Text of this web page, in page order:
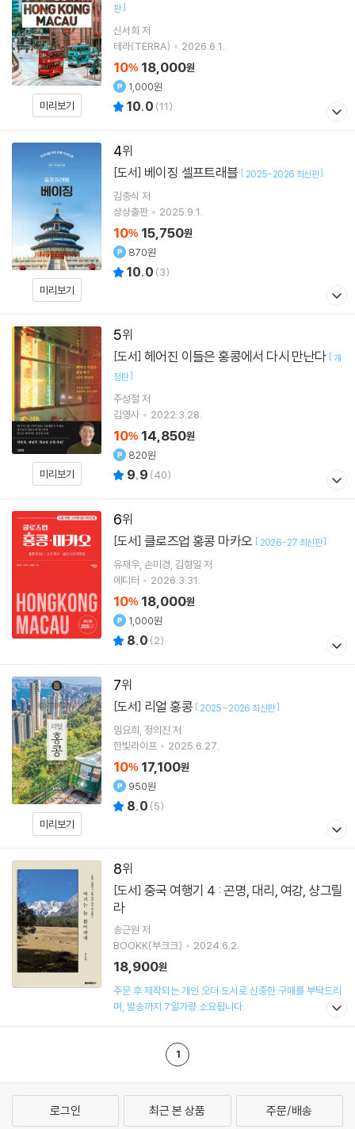
미리보기
판]
신서희 저
테라(TERRA)
2026.6.1.
10% 18,000원
1,000원
10.0 (11)
4
미리보기
[도서] 베이징 셀프트래블 [ 2025-2026 최신판]
김충식 저
상상출판
2025.9.1.
10% 15,750원
870원
10.0 (3)
5
미리보기
[도서] 헤어진 이들은 홍콩에서 다시 만난다 [개
정판]
주성철 저
김영사
2022.3.28.
10% 14,850원
820원
9.9 (40)
6
[도서] 클로즈업 홍콩 마카오 [ 2026-27 최신판]
유재우 손미경 김형일 저
에디터
2026.3.31.
10% 18,000원
1,000원
8.0 (2)
7
미리보기
[도서] 리얼 홍콩 [ 2025~2026 최신판]
임요희 정의진 저
한빛라이프
2025.6.27.
10% 17,100원
950원
8.0 (5)
8
[도서]
라
송근원 저
BOOKK(부크크)
2024.6.2.
18,900원
주문 후 제작되는 개인 오더 도서로 신중한 구매를 부탁드리
며, 발송까지 7일가량 소요됩니다.
1
로그인 최근 본 상품 주문/배송